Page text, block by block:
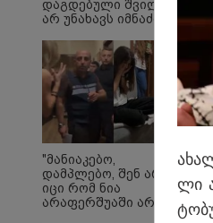
დაგდებული შვილი
არ უნახავს იმნაძის
კუპატაძის პირველი
ემოციური კომენტარი
ნია იმნაძის
დაკავებაზე
"მანიაკებო,
დამპლებო, შენ არ
იცი რომ ნია
არაფერშუაში არაა?!"
ლი